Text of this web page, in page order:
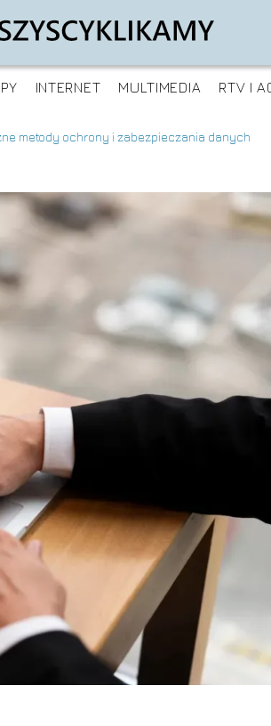
INTERNET MULTIMEDIA RTV I
metody ochrony i zabezpieczania danych